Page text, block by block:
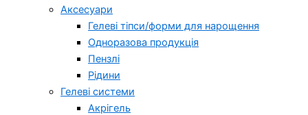
Аксесуари
Гелеві тіпси/форми для нарощення
Одноразова продукція
Пензлі
Рідини
Гелеві системи
Акрігель